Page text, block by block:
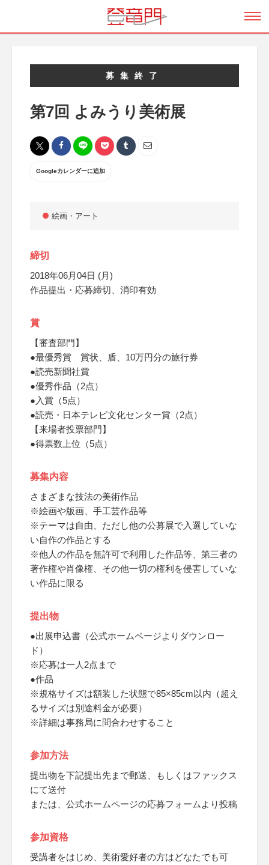
募集終了
第7回 よみうり美術展
Googleカレンダーに追加
絵画・アート
締切
2018年06月04日 (月)
作品提出・応募締切、消印有効
賞
【審査部門】
●最優秀賞 賞状、盾、10万円分の旅行券
●読売新聞社賞
●優秀作品（2点）
●入賞（5点）
●読売・日本テレビ文化センター賞（2点）
【来場者投票部門】
●得票数上位（5点）
募集内容
さまざまな技法の美術作品
※絵画や版画、手工芸作品等
※テーマは自由、ただし他の公募展で入選していな
い自作の作品とする
※他人の作品を無許可で利用した作品等、第三者の
著作権や肖像権、その他一切の権利を侵害していな
い作品に限る
提出物
●出展申込書（公式ホームページよりダウンロー
ド）
※応募は一人2点まで
●作品
※規格サイズは額装した状態で85×85cm以内（超え
るサイズは別途料金が必要）
※詳細は事務局に問合わせすること
参加方法
提出物を下記提出先まで郵送、もしくはファックス
にて送付
または、公式ホームページの応募フォームより投稿
参加資格
受講者をはじめ、美術愛好者の方はどなたでも可